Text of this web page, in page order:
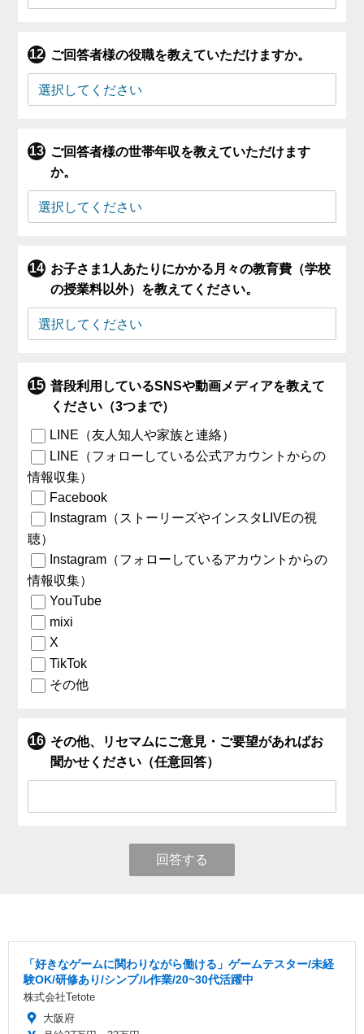
ご回答者様の役職を教えていただけますか。
ご回答者様の世帯年収を教えていただけます
か。
お子さま1人あたりにかかる月々の教育費（学校
の授業料以外）を教えてください。
普段利用しているSNSや動画メディアを教えて
ください（3つまで）
LINE（友人知人や家族と連絡）
LINE（フォローしている公式アカウントからの
情報収集）
Facebook
Instagram（ストーリーズやインスタLIVEの視
聴）
Instagram（フォローしているアカウントからの
情報収集）
YouTube
mixi
X
TikTok
その他
その他、リセマムにご意見・ご要望があればお
聞かせください（任意回答）
回答する
「好きなゲームに関わりながら働ける」ゲームテスター/未経
験OK/研修あり/シンプル作業/20~30代活躍中
株式会社Tetote
大阪府